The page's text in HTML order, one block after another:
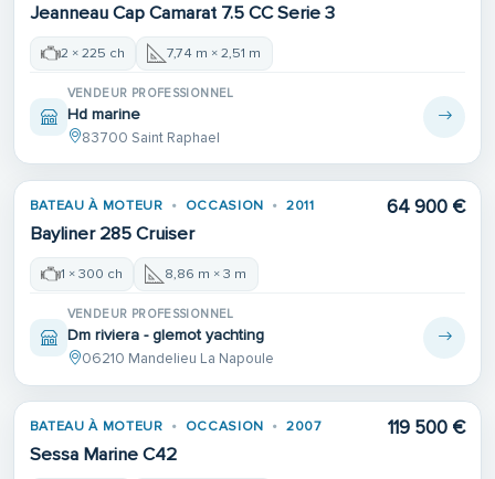
Jeanneau Cap Camarat 7.5 CC Serie 3
2 × 225 ch 7,74 m × 2,51 m
VENDEUR PROFESSIONNEL
Hd marine
83700 Saint Raphael
BATEAU À MOTEUR OCCASION 2011
Bayliner 285 Cruiser
64 900 €
1 × 300 ch 8,86 m × 3 m
VENDEUR PROFESSIONNEL
Dm riviera - glemot yachting
06210 Mandelieu La Napoule
BATEAU À MOTEUR OCCASION 2007
Sessa Marine C42
119 500 €